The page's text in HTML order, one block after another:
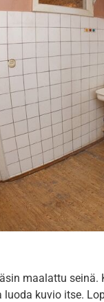
maalattu
kuvio itse.